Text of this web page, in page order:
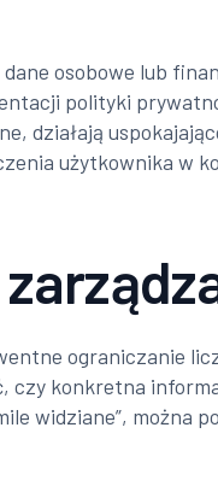
osobowe lub
polityki
działają
użytkownika w
ograniczanie
konkretna
widziane”, można